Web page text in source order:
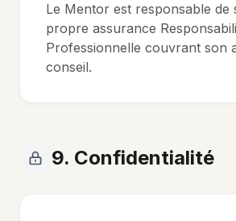
Le Mentor est responsable de
propre assurance
Professionnelle couvrant son
conseil.
9. Confidentialité